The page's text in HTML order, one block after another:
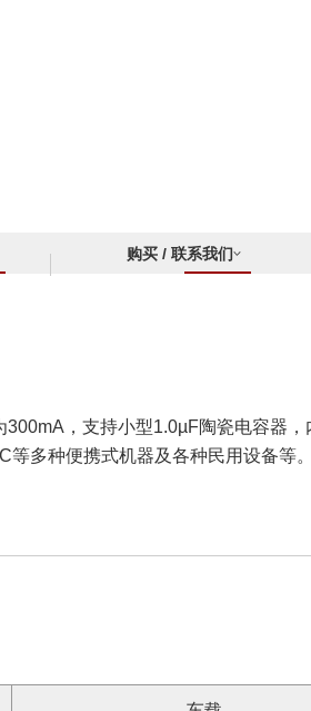
购买 / 联系我们
，支持小型1.0µF陶瓷电容器，
多种便携式机器及各种民用设备等。